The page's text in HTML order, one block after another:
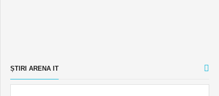
ȘTIRI ARENA IT